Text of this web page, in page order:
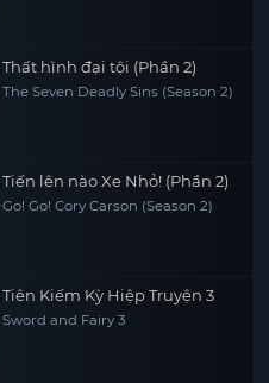
Thất hình đại tội (Phần 2)
The Seven Deadly Sins (Season 2)
Tiến lên nào Xe Nhỏ! (Phần 2)
Go! Go! Cory Carson (Season 2)
Tiên Kiếm Kỳ Hiệp Truyện 3
Sword and Fairy 3